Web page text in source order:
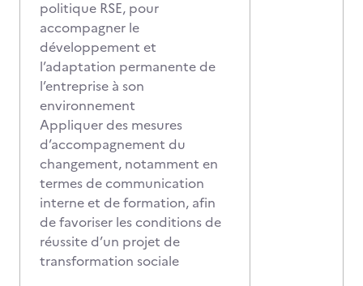
politique RSE, pour
accompagner le
développement et
l’adaptation permanente de
l’entreprise à son
environnement
Appliquer des mesures
d’accompagnement du
changement, notamment en
termes de communication
interne et de formation, afin
de favoriser les conditions de
réussite d’un projet de
transformation sociale